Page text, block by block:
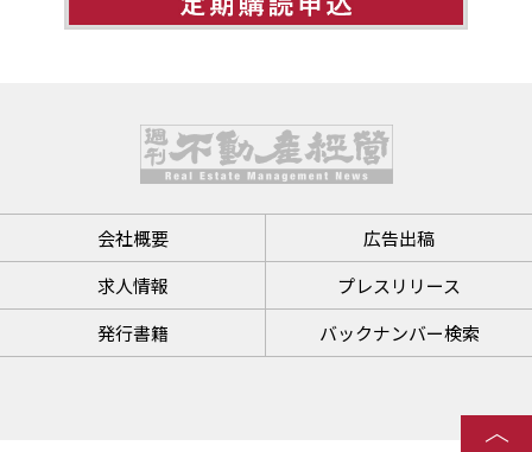
会社概要
広告出稿
求人情報
プレスリリース
発行書籍
バックナンバー検索